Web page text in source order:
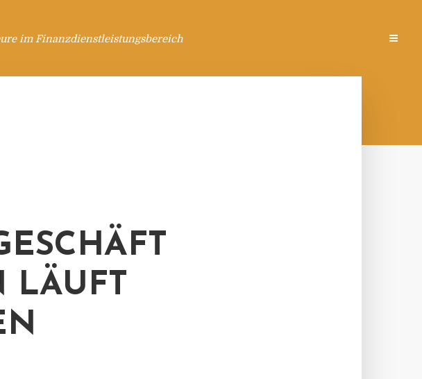
im Finanzdienstleistungsbereich
LÄUFT